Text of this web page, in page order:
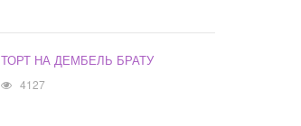
ТОРТ НА ДЕМБЕЛЬ БРАТУ
4127